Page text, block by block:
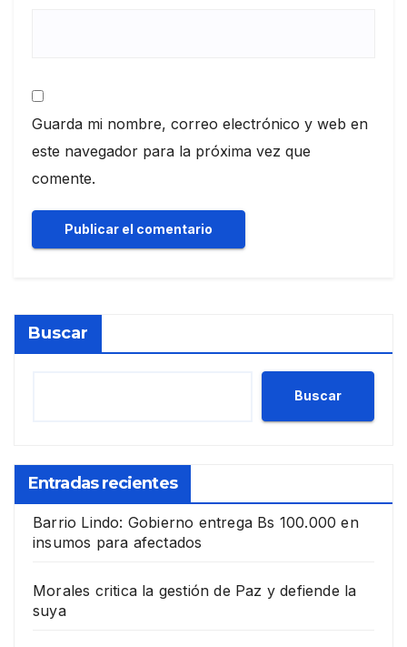
Guarda mi nombre, correo electrónico y web en
este navegador para la próxima vez que
comente.
Buscar
Buscar
Entradas recientes
Barrio Lindo: Gobierno entrega Bs 100.000 en
insumos para afectados
Morales critica la gestión de Paz y defiende la
suya